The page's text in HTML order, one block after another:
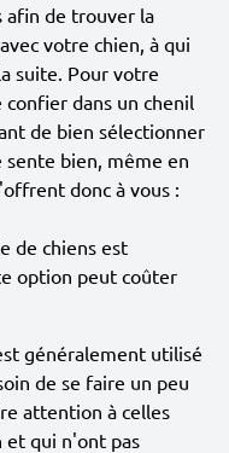
de trouver la
votre chien, à qui
suite. Pour votre
dans un chenil
de bien sélectionner
bien, même en
donc à vous :
de chiens est
option peut coûter
généralement utilisé
de se faire un peu
attention à celles
qui n'ont pas